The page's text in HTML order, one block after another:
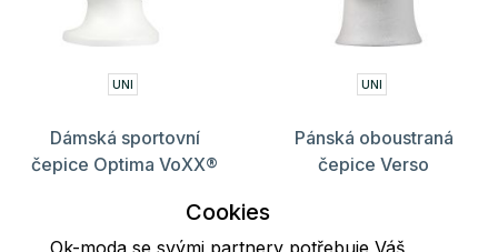
UNI
Dámská sportovní
čepice Optima VoXX®
UNI
Pánská oboustraná
čepice Verso
Cookies